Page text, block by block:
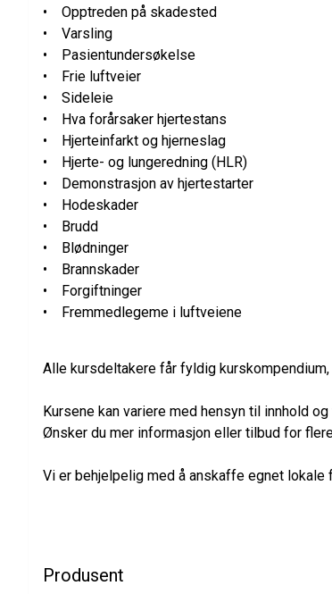
• Opptreden på skadested
• Varsling
• Pasientundersøkelse
• Frie luftveier
• Sideleie
• Hva forårsaker hjertestans
• Hjerteinfarkt og hjerneslag
• Hjerte- og lungeredning (HLR)
• Demonstrasjon av hjertestarter
• Hodeskader
• Brudd
• Blødninger
• Brannskader
• Forgiftninger
• Fremmedlegeme i luftveiene
Alle kursdeltakere får fyldig
Kursene kan variere med hensyn til innhold
Ønsker du mer informasjon eller tilbud for
Vi er behjelpelig med å anskaffe egnet
Produsent